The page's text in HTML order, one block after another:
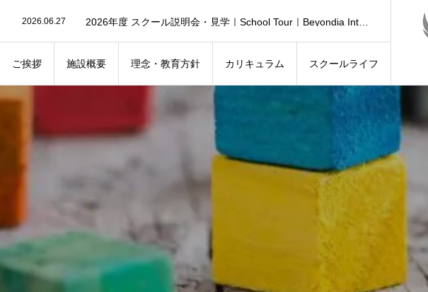
Happy 1st Anniversary!
ご挨拶 施設概要 理念・教育方針 カリキュラム スクールライフ
2026.06.27
2026.08.7 Nursery Open School | ナーサリーオープンスクール
2026.07.30 Joia Exchange Program｜Building Friendships Through Play
Summer Festival 2026 | Join Us for a Fun Day of Family Fun